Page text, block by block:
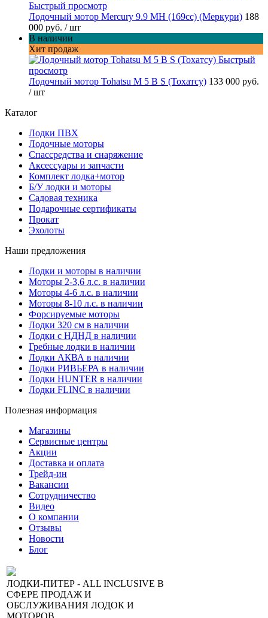
Быстрый просмотр
Лодочный мотор Mercury 9.9 MH (169cc) (Меркури) 188
000 руб. / шт
В наличии
Хит продаж
Быстрый
просмотр
Лодочный мотор Tohatsu M 5 B S (Тохатсу) 133 000 руб.
/ шт
Каталог
Лодки ПВХ
Лодочные моторы
Спассредства и снаряжение
Аксессуары и запчасти
Комплект лодка+мотор
Б/У лодки и моторы
Садовая техника
Подарочные сертификаты
Прокат
Эхолоты
Наши предложения
Лодки и моторы в наличии
Моторы 2-3,6 л.с. в наличии
Моторы 4-6 л.с. в наличии
Моторы 8-10 л.с. в наличии
Форсируемые моторы
Лодки 320 см в наличии
Лодки с НДНД в наличии
Гребные лодки в наличии
Лодки АКВА в наличии
Лодки РИВЬЕРА в наличии
Лодки HUNTER в наличии
Лодки FLINC в наличии
Полезная информация
Магазины
Сервисные центры
Акции
Доставка и оплата
Трейд-ин
Вакансии
Сотрудничество
Видео
О компании
Отзывы
Новости
Блог
ЛОДКИ-ПИТЕР - ALL INCLUSIVE В
СФЕРЕ ПРОДАЖ И
ОБСЛУЖИВАНИЯ ЛОДОК И